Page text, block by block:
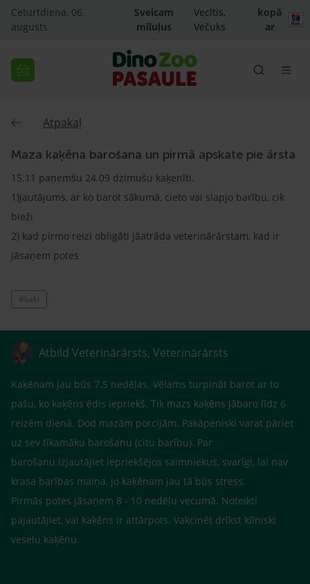
Ceturtdiena, 06.
augusts
Sveicam
mīluļus
Vecītis,
Večuks
kopā
ar
Atpakaļ
Maza kaķēna barošana un pirmā apskate pie ārsta
15.11 paņemšu 24.09 dzimušu kaķenīti.
1)jautājums, ar ko barot sākumā, cieto vai slapjo barību, cik
bieži
2) kad pirmo reizi obligāti jāatrāda veterinārārstam, kad ir
jāsaņem potes
#kaki
Atbild Veterinārārsts, Veterinārārsts
Kaķēnam jau būs 7.5 nedēļas. Vēlams turpināt barot ar to
pašu, ko kaķēns ēdis iepriekš. Tik mazs kaķēns jābaro līdz 6
reizēm dienā. Dod mazām porcijām. Pakāpeniski varat pāriet
uz sev tīkamāku barošanu (citu barību). Par
barošanu izjautājiet iepriekšējos saimniekus, svarīgi, lai nav
krasa barības maiņa, jo kaķēnam jau tā būs stress.
Pirmās potes jāsaņem 8 - 10 nedēļu vecumā. Noteikti
pajautājiet, vai kaķēns ir attārpots. Vakcinēt drīkst klīniski
veselu kaķēnu.